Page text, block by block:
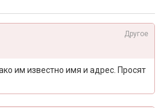
Другое
им известно имя и адрес. Просят